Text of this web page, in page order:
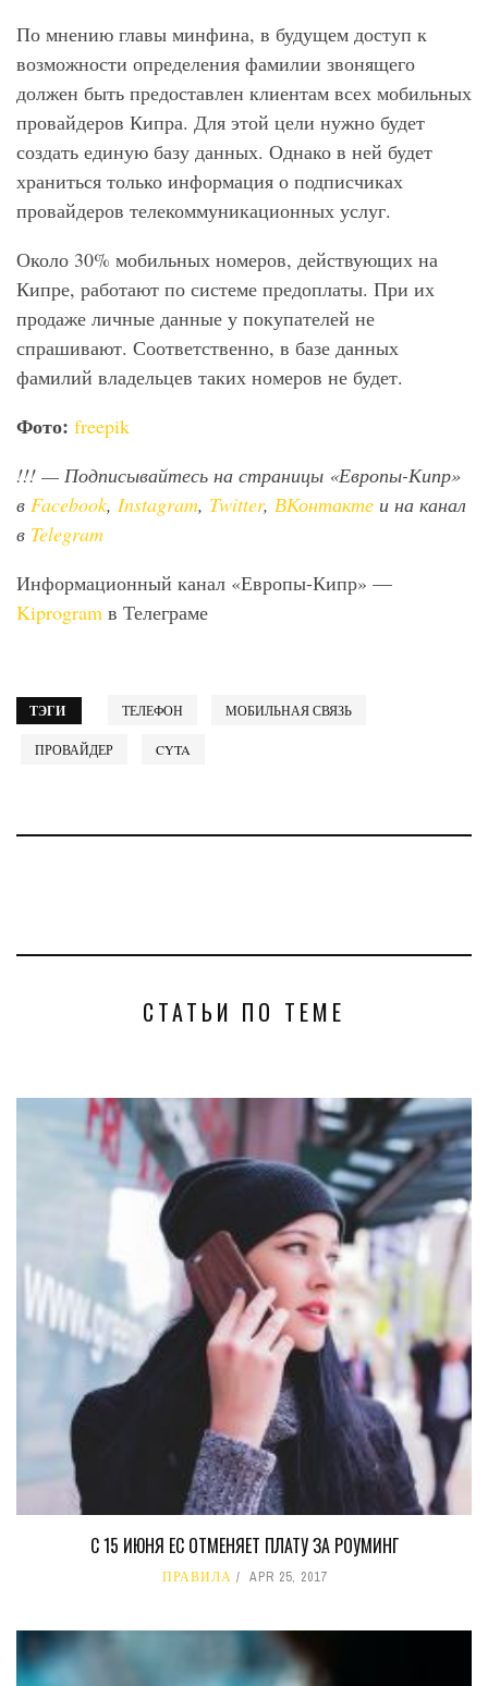
По мнению главы минфина, в будущем доступ к
возможности определения фамилии звонящего
должен быть предоставлен клиентам всех мобильных
провайдеров Кипра. Для этой цели нужно будет
создать единую базу данных. Однако в ней будет
храниться только информация о подписчиках
провайдеров телекоммуникационных услуг.
Около 30% мобильных номеров, действующих на
Кипре, работают по системе предоплаты. При их
продаже личные данные у покупателей не
спрашивают. Соответственно, в базе данных
фамилий владельцев таких номеров не будет.
Фото: freepik
!!! — Подписывайтесь на страницы «Европы-Кипр»
в Facebook, Instagram, Twitter, ВКонтакте и на канал
в Telegram
Информационный канал «Европы-Кипр» —
Kiprogram в Телеграме
ТЭГИ ТЕЛЕФОН МОБИЛЬНАЯ СВЯЗЬ
ПРОВАЙДЕР CYTA
СТАТЬИ ПО ТЕМЕ
С 15 ИЮНЯ ЕС ОТМЕНЯЕТ ПЛАТУ ЗА РОУМИНГ
ПРАВИЛА APR 25, 2017